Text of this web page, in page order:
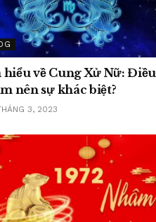
về Cung Xử Nữ: Điều
nên sự khác biệt?
3, 2023